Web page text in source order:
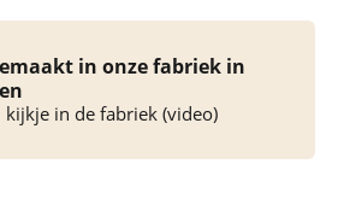
in onze fabriek in
kijkje in de fabriek (video)